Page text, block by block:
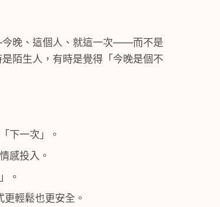
今晚、這個人、就這一次——而不是
陌生人，有時是覺得「今晚是個不
下一次」。
感投入。
。
輕鬆也更安全。